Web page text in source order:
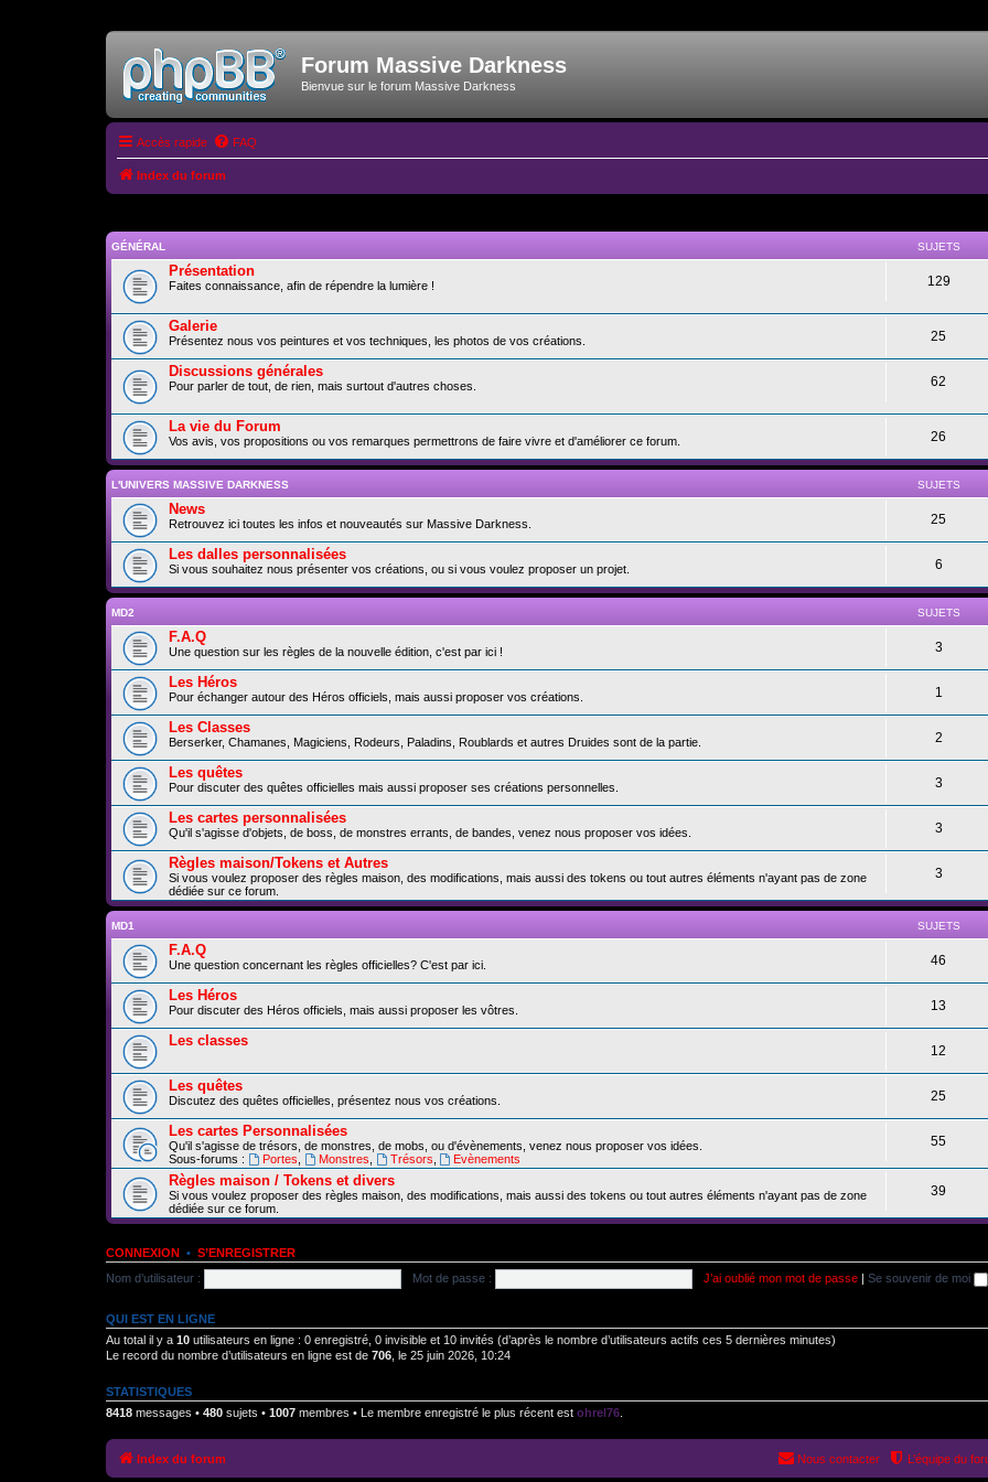
Forum Massive Darkness
Bienvue sur le forum Massive Darkness
Accès rapide FAQ
Index du forum
GÉNÉRAL SUJETS
Présentation
Faites connaissance, afin de répendre la lumière ! 129
Galerie
Présentez nous vos peintures et vos techniques, les photos de vos créations. 25
Discussions générales
Pour parler de tout, de rien, mais surtout d'autres choses. 62
La vie du Forum
Vos avis, vos propositions ou vos remarques permettrons de faire vivre et d'améliorer ce forum. 26
L'UNIVERS MASSIVE DARKNESS SUJETS
News
Retrouvez ici toutes les infos et nouveautés sur Massive Darkness. 25
Les dalles personnalisées
Si vous souhaitez nous présenter vos créations, ou si vous voulez proposer un projet. 6
MD2 SUJETS
F.A.Q
Une question sur les règles de la nouvelle édition, c'est par ici ! 3
Les Héros
Pour échanger autour des Héros officiels, mais aussi proposer vos créations. 1
Les Classes
Berserker, Chamanes, Magiciens, Rodeurs, Paladins, Roublards et autres Druides sont de la partie. 2
Les quêtes
Pour discuter des quêtes officielles mais aussi proposer ses créations personnelles. 3
Les cartes personnalisées
Qu'il s'agisse d'objets, de boss, de monstres errants, de bandes, venez nous proposer vos idées. 3
Règles maison/Tokens et Autres
Si vous voulez proposer des règles maison, des modifications, mais aussi des tokens ou tout autres éléments n'ayant pas de zone
dédiée sur ce forum.
3
MD1 SUJETS
F.A.Q
Une question concernant les règles officielles? C'est par ici. 46
Les Héros
Pour discuter des Héros officiels, mais aussi proposer les vôtres. 13
Les classes
12
Les quêtes
Discutez des quêtes officielles, présentez nous vos créations. 25
Les cartes Personnalisées
Qu'il s'agisse de trésors, de monstres, de mobs, ou d'évènements, venez nous proposer vos idées.
Sous-forums :
Portes Monstres Trésors Evènements
55
Règles maison / Tokens et divers
Si vous voulez proposer des règles maison, des modifications, mais aussi des tokens ou tout autres éléments n'ayant pas de zone
dédiée sur ce forum.
39
CONNEXION • S’ENREGISTRER
Nom d’utilisateur :
Mot de passe : J’ai oublié mon mot de passe | Se souvenir de moi
QUI EST EN LIGNE
Au total il y a 10 utilisateurs en ligne : 0 enregistré, 0 invisible et 10 invités (d’après le nombre d’utilisateurs actifs ces 5 dernières minutes)
Le record du nombre d’utilisateurs en ligne est de 706 , le 25 juin 2026, 10:24
STATISTIQUES
8418 messages • 480 sujets • 1007 membres • Le membre enregistré le plus récent est ohrel76
Index du forum L’équipe du
Nous contacter